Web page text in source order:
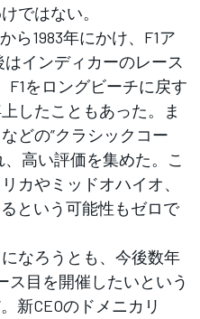
ではない。
ら1983年にかけ、F1ア
インディカーのレース
F1をロングビーチに戻す
したこともあった。ま
どの”クラシックコー
、高い評価を集めた。こ
カやミッドオハイオ、
という可能性もゼロで
なろうとも、今後数年
ス目を開催したいという
新CEOのドメニカリ